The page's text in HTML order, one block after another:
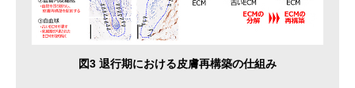
図3 退行期における皮膚再構築の仕組み